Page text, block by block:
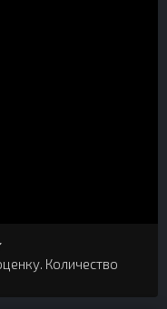
Количество